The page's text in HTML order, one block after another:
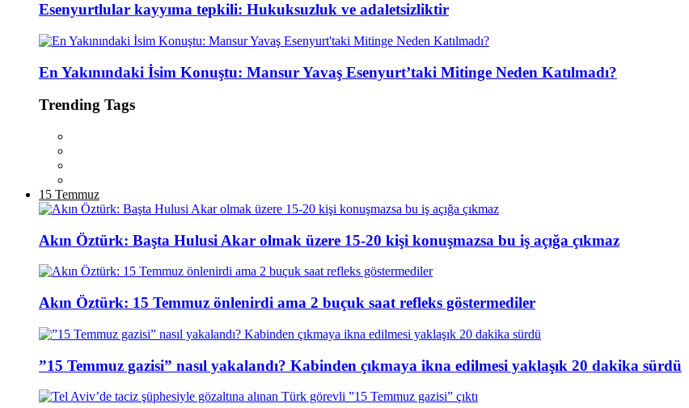
Esenyurtlular kayyıma tepkili: Hukuksuzluk ve adaletsizliktir
En Yakınındaki İsim Konuştu: Mansur Yavaş Esenyurt’taki Mitinge Neden Katılmadı?
Trending Tags
15 Temmuz
Akın Öztürk: Başta Hulusi Akar olmak üzere 15-20 kişi konuşmazsa bu iş açığa çıkmaz
Akın Öztürk: 15 Temmuz önlenirdi ama 2 buçuk saat refleks göstermediler
”15 Temmuz gazisi” nasıl yakalandı? Kabinden çıkmaya ikna edilmesi yaklaşık 20 dakika sürdü